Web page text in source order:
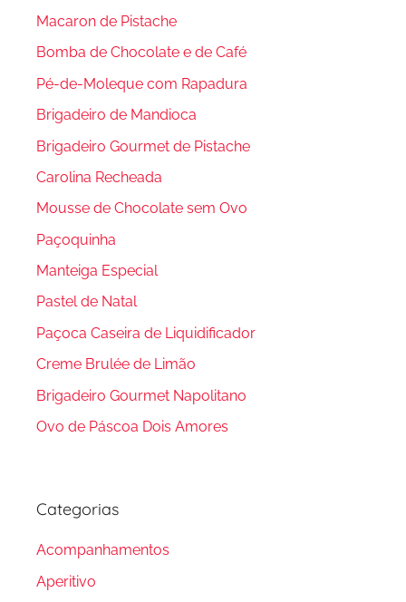
Macaron de Pistache
Bomba de Chocolate e de Café
Pé-de-Moleque com Rapadura
Brigadeiro de Mandioca
Brigadeiro Gourmet de Pistache
Carolina Recheada
Mousse de Chocolate sem Ovo
Paçoquinha
Manteiga Especial
Pastel de Natal
Paçoca Caseira de Liquidificador
Creme Brulée de Limão
Brigadeiro Gourmet Napolitano
Ovo de Páscoa Dois Amores
Categorias
Acompanhamentos
Aperitivo